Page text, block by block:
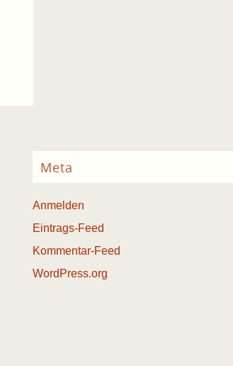
Meta
Anmelden
Eintrags-Feed
Kommentar-Feed
WordPress.org